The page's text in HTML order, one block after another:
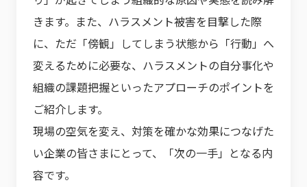
きます。また、ハラスメント被害を目撃した際
に、ただ「傍観」してしまう状態から「行動」へ
変えるために必要な、ハラスメントの自分事化や
組織の課題把握といったアプローチのポイントを
ご紹介します。
現場の空気を変え、対策を確かな効果につなげた
い企業の皆さまにとって、「次の一手」となる内
容です。